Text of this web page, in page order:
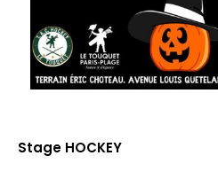
Stage HOCKEY